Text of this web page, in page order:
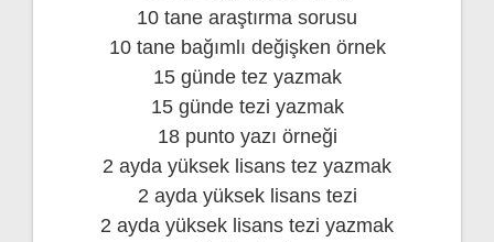
10 tane araştırma sorusu
10 tane bağımlı değişken örnek
15 günde tez yazmak
15 günde tezi yazmak
18 punto yazı örneği
2 ayda yüksek lisans tez yazmak
2 ayda yüksek lisans tezi
2 ayda yüksek lisans tezi yazmak